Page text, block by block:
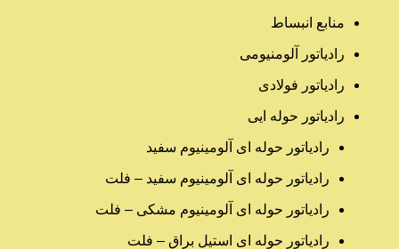
منابع انبساط
رادیاتور آلومنیومی
رادیاتور فولادی
رادیاتور حوله ایی
رادیاتور حوله ای آلومینیوم سفید
رادیاتور حوله ای آلومینیوم سفید – فلت
رادیاتور حوله ای آلومینیوم مشکی – فلت
رادیاتور حوله ای استیل براق – فلت